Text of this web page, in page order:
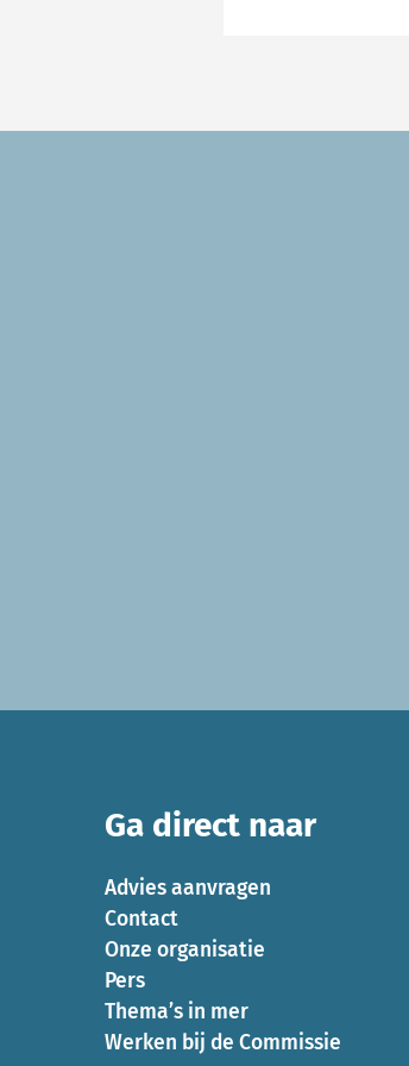
Ga direct naar
Advies aanvragen
Contact
Onze organisatie
Pers
Thema’s in mer
Werken bij de Commissie